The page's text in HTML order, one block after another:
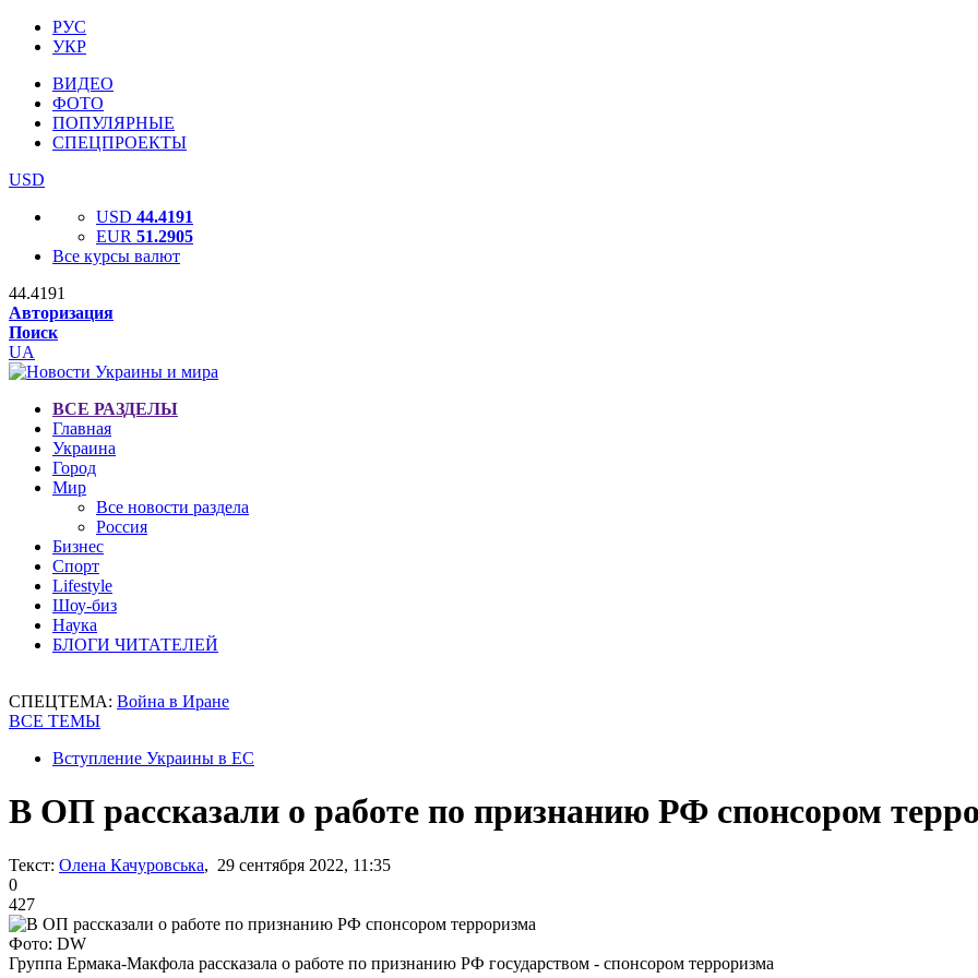
РУС
УКР
ВИДЕО
ФОТО
ПОПУЛЯРНЫЕ
СПЕЦПРОЕКТЫ
USD
USD 44.4191
EUR 51.2905
Все курсы валют
44.4191
Авторизация
Поиск
UA
ВСЕ РАЗДЕЛЫ
Главная
Украина
Город
Мир
Все новости раздела
Россия
Бизнес
Спорт
Lifestyle
Шоу-биз
Наука
БЛОГИ ЧИТАТЕЛЕЙ
СПЕЦТЕМА: Война в Иране
ВСЕ ТЕМЫ
Вступление Украины в ЕС
В ОП рассказали о работе по признанию РФ спонсором
Текст: Олена Качуровська, 29 сентября 2022, 11:35
0
427
Фото: DW
Группа Ермака-Макфола рассказала о работе по признанию РФ государством - спонсором терроризма